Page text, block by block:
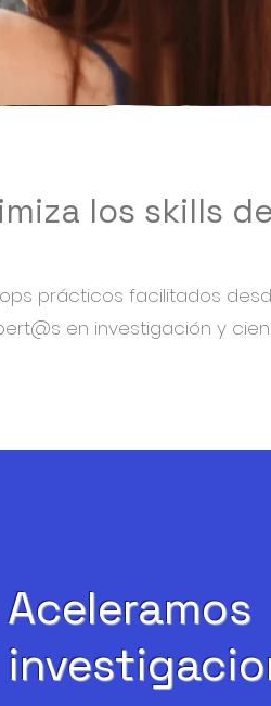
los skills
prácticos facilitados
en investigación y
Aceleramos